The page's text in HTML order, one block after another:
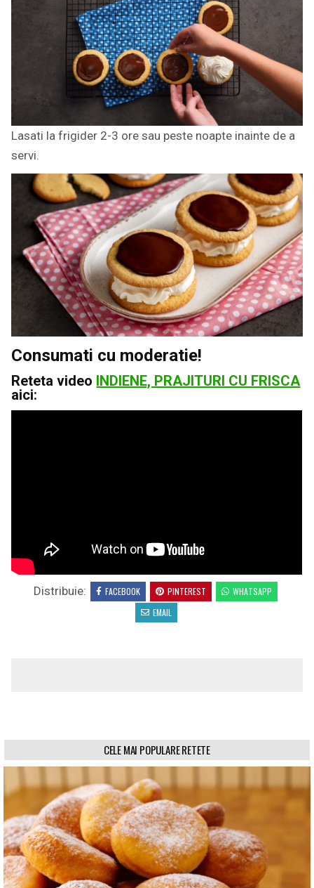
Lasati la frigider 2-3 ore sau peste noapte inainte de a
servi.
Consumati cu moderatie!
Reteta video INDIENE, PRAJITURI CU FRISCA
aici:
Distribuie: FACEBOOK PINTEREST
WHATSAPP
EMAIL
CELE MAI POPULARE RETETE